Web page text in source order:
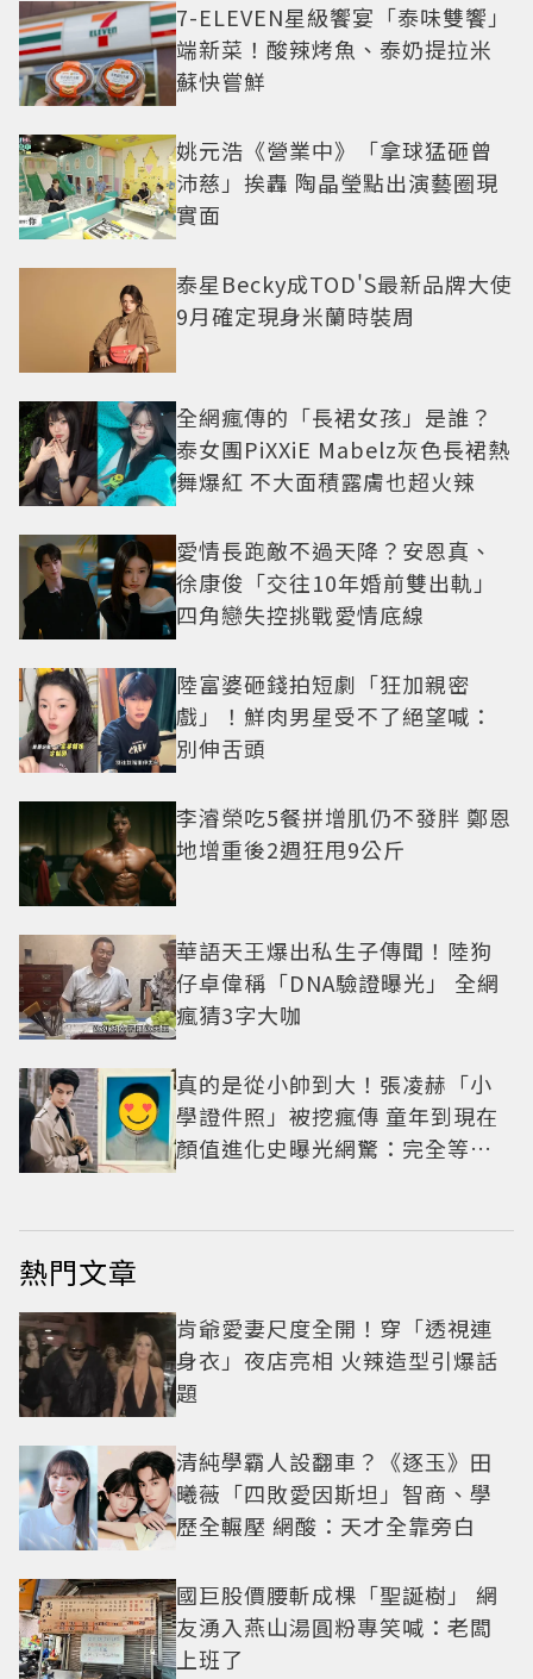
7-ELEVEN星級饗宴「泰味雙饗」
端新菜！酸辣烤魚、泰奶提拉米
蘇快嘗鮮
姚元浩《營業中》「拿球猛砸曾
沛慈」挨轟 陶晶瑩點出演藝圈現
實面
泰星Becky成TOD'S最新品牌大使
9月確定現身米蘭時裝周
全網瘋傳的「長裙女孩」是誰？
泰女團PiXXiE Mabelz灰色長裙熱
舞爆紅 不大面積露膚也超火辣
愛情長跑敵不過天降？安恩真、
徐康俊「交往10年婚前雙出軌」
四角戀失控挑戰愛情底線
陸富婆砸錢拍短劇「狂加親密
戲」！鮮肉男星受不了絕望喊：
別伸舌頭
李濬榮吃5餐拼增肌仍不發胖 鄭恩
地增重後2週狂甩9公斤
華語天王爆出私生子傳聞！陸狗
仔卓偉稱「DNA驗證曝光」 全網
瘋猜3字大咖
真的是從小帥到大！張凌赫「小
學證件照」被挖瘋傳 童年到現在
顏值進化史曝光網驚：完全等比
熱門文章
肯爺愛妻尺度全開！穿「透視連
身衣」夜店亮相 火辣造型引爆話
題
清純學霸人設翻車？《逐玉》田
曦薇「四敗愛因斯坦」智商、學
歷全輾壓 網酸：天才全靠旁白
國巨股價腰斬成棵「聖誕樹」 網
友湧入燕山湯圓粉專笑喊：老闆
上班了